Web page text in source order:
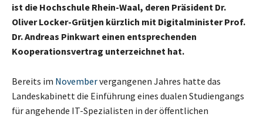
ist die Hochschule Rhein-Waal, deren Präsident Dr.
Oliver Locker-Grütjen kürzlich mit Digitalminister Prof.
Dr. Andreas Pinkwart einen entsprechenden
Kooperationsvertrag unterzeichnet hat.
Bereits im Novembervergangenen Jahres hatte das
Landeskabinett die Einführung eines dualen Studiengangs
für angehende IT-Spezialisten in der öffentlichen